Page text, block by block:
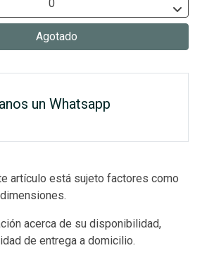
Agotado
un Whatsapp
artículo está sujeto factores como
acerca de su disponibilidad,
de entrega a domicilio.